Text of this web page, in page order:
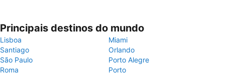
Principais destinos do mundo
Lisboa
Miami
Santiago
Orlando
São Paulo
Porto Alegre
Roma
Porto